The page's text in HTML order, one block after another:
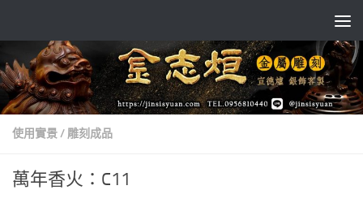
使用實景/ 雕刻成品
萬年香火：C11